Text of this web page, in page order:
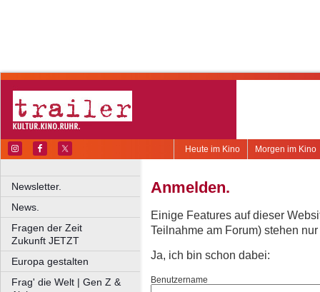
Morgen im Kino
Heute im Kino
Newsletter.
News.
Fragen der Zeit
Zukunft JETZT
Europa gestalten
Frag' die Welt | Gen Z &
Anmelden.
Einige Features auf dieser
Teilnahme am Forum) stehen
Ja, ich bin schon dabei:
Benutzername